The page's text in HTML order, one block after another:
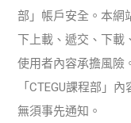
部」帳戶安全。本網
下上載、遞交、下載
使用者內容承擔風險
「CTEGU課程部」
無須事先通知。